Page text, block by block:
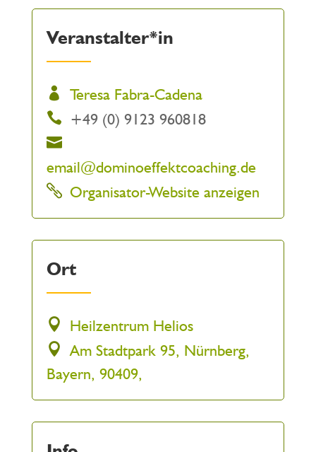
Veranstalter*in
Teresa Fabra-Cadena
+49 (0) 9123 960818
email@dominoeffektcoaching.de
Organisator-Website anzeigen
Ort
Heilzentrum Helios
Am Stadtpark 95, Nürnberg,
Bayern, 90409,